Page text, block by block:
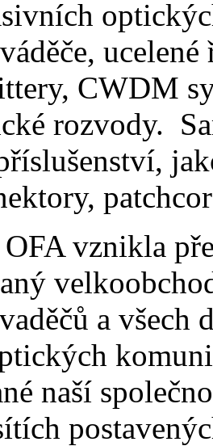
CWDM
rozvody.
OFA vznikla
a všech
naší